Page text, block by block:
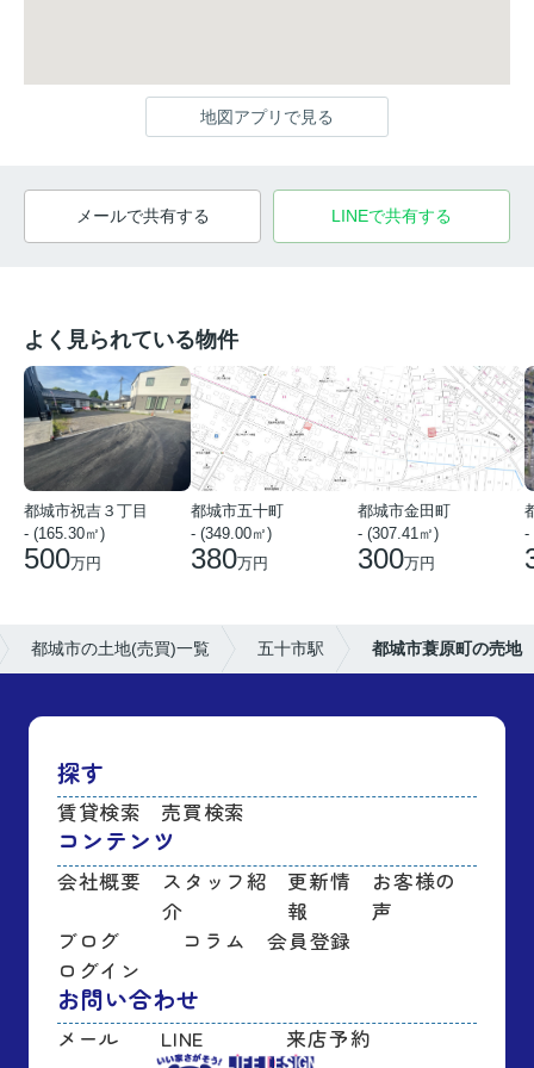
地図アプリで見る
メールで共有する LINEで共有する
よく見られている物件
都城市祝吉３丁目
- (165.30㎡)
500万円
都城市五十町
- (349.00㎡)
380万円
都城市金田町
- (307.41㎡)
300万円
-
都城市の土地(売買)一覧 五十市駅 都城市蓑原町の売地
探す
賃貸検索 売買検索
コンテンツ
会社概要
スタッフ紹
介
更新情
報
お客様の
声
ブログ
コラム
会員登録
ログイン
お問い合わせ
メール LINE 来店予約